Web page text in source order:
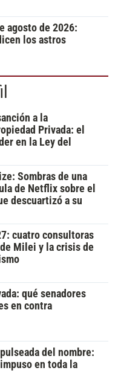
agosto de 2026:
los astros
a la
Privada: el
en la Ley del
Sombras de una
de Netflix sobre el
descuartizó a su
cuatro consultoras
Milei y la crisis de
qué senadores
en contra
del nombre:
en toda la